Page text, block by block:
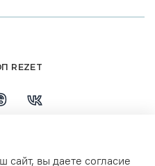
REZET
сайт, вы даете согласие